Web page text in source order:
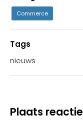
Commerce
Tags
nieuws
Plaats reactie